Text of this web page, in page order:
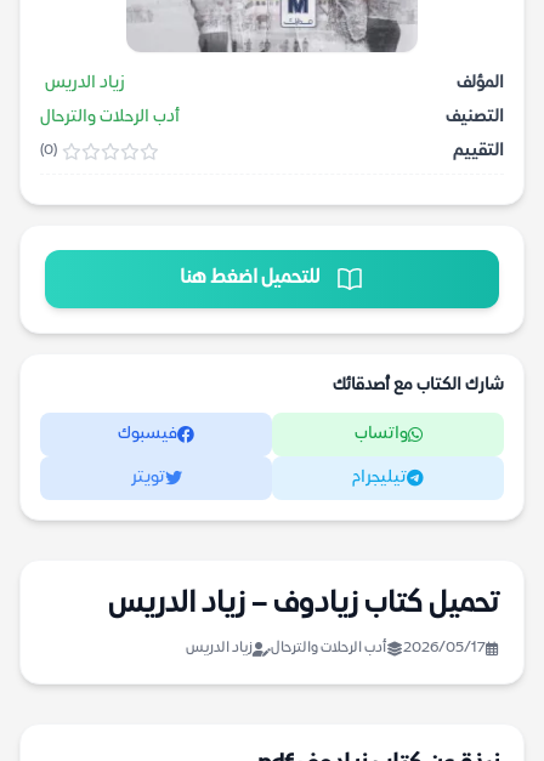
المؤلف
زياد الدريس
التصنيف
أدب الرحلات والترحال
التقييم
(0)
للتحميل اضغط هنا
شارك الكتاب مع أصدقائك
واتساب فيسبوك
تيليجرام تويتر
تحميل كتاب زيادوف – زياد الدريس
2026/05/17 أدب الرحلات والترحال زياد الدريس